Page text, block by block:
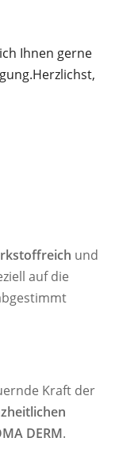
Ihnen gerne
Herzlichst,
und
auf die
Kraft der
DERM.